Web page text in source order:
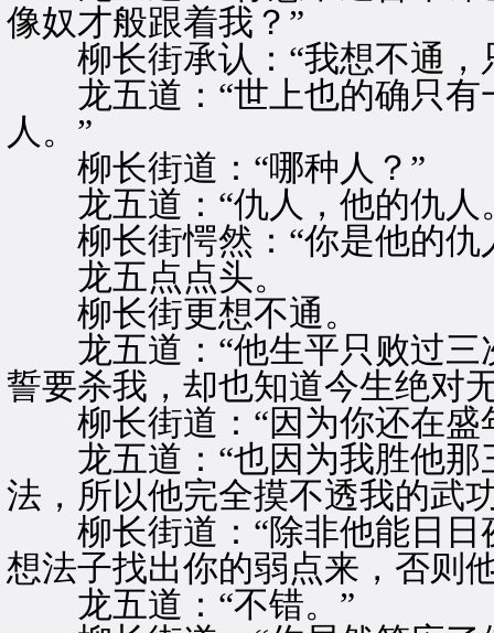
像奴才般跟着我？”
柳长街承认：“我想不通，
龙五道：“世上也的确只有
人。”
柳长街道：“哪种人？”
龙五道：“仇人，他的仇人
柳长街愕然：“你是他的仇
龙五点点头。
柳长街更想不通。
龙五道：“他生平只败过三
誓要杀我，却也知道今生绝对
柳长街道：“因为你还在盛
龙五道：“也因为我胜他那
法，所以他完全摸不透我的武
柳长街道：“除非他能日日
想法子找出你的弱点来，否则
龙五道：“不错。”